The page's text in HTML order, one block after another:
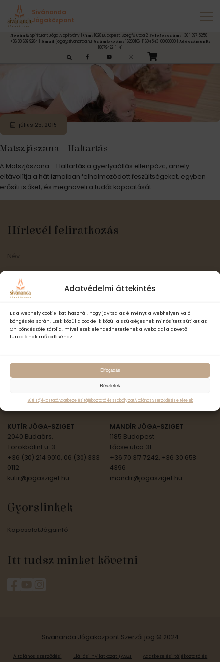
Adatvédelmi áttekintés
Ez a webhely cookie-kat használ, hogy javítsa az élményt a webhelyen való
böngészés során. Ezek közül a cookie-k közül a szükségesnek minősített sütiket az
Ön böngészője tárolja, mivel ezek elengedhetetlenek a weboldal alapvető
funkcióinak működéséhez.
Elfogadás
Részletek
Süti TájékoztatóAdatkezelési tájékoztató és szabályzatÁltalános Szerződési Feltételek
Sivánanda
Jógaközpont
Nevünk: Spirituart Jóga Alapítvány | Cím: 1028 Budapest, Szegfű utca 2 Telefonszám: +36 1 397 5258 |
+36 30 689 9284 |
Email:joga@sivananda.hu Számlaszám:16200106-11604543-00000000 | Adószámunk:
18079492-1-41
Címke:matszjászana
július 25, 2015
Matszjászana – Haltartás
A Matszjászana – Haltartás a gyertyaállás ellenpóza, amely
eltávolítja a hát izmaiban felhalmozódott feszültségeket, egyben
erősíti is őket, és megnöveli a tüdők kapacitását.
Hírlevél feliratkozás
Elfogadom a Sivánanda Jógaközpont Adatvédelmi- és
szabályzatát és hozzájárulok, hogy számomra hírlevelet küldjenek,
adataimat hírlevélküldés céljából kezeljék.
Feliratkozás
ॐ Sivánanda Jóga Országszerte
KUTÍR JÓGA-SZIGET
2040 Budaörs,
Törökbálint u. 3.
+36 (30) 214 9010, 06 (30) 333
0112
kutir@jogasziget.hu
MANDÍR JÓGA-SZIGET
1185 Budapest
Lőcse utca 31.
+36 70 317 7242, +36 30 658
4396
mandir@jogasziget.hu
Gyorslinkek
KapcsolatJógainfó
Itt tudsz minket követni
Sivananda Jógaközpont Szerzői jog © 2024
Általános szerződési Elállási nyilatkozat (ÁSZF Adatkezelési tájékoztató és